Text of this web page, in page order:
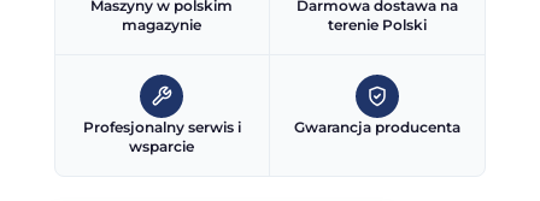
Maszyny w polskim
magazynie
Darmowa dostawa na
terenie Polski
Profesjonalny serwis i
wsparcie
Gwarancja producenta